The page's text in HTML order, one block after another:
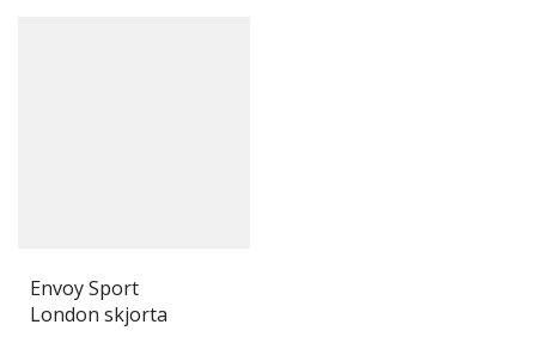
Envoy Sport
London skjorta